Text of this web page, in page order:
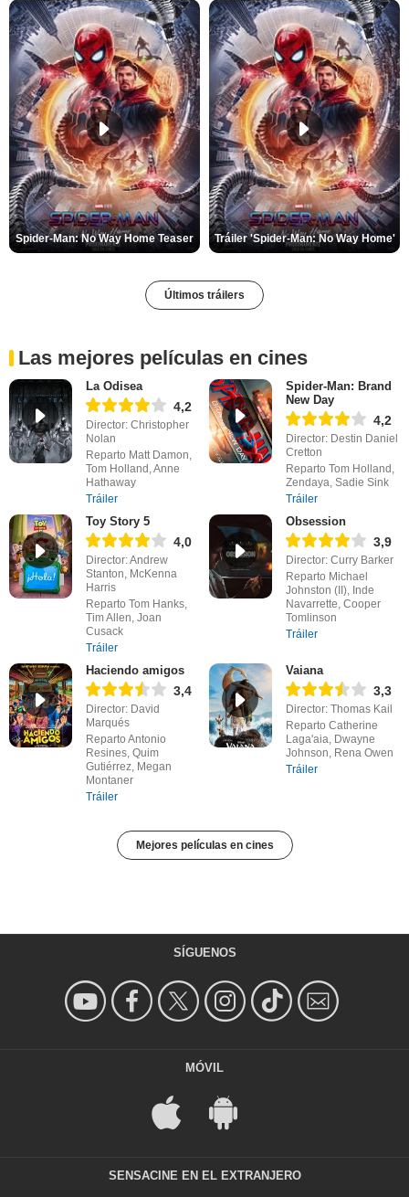
Spider-Man: No Way Home Teaser Tráiler 'Spider-Man: No Way Home'
Últimos tráilers
Las mejores películas en cines
La Odisea
4,2
Director: Christopher
Nolan
Reparto Matt Damon,
Tom Holland, Anne
Hathaway
Tráiler
Spider-Man: Brand
New Day
4,2
Director: Destin Daniel
Cretton
Reparto Tom Holland,
Zendaya, Sadie Sink
Tráiler
Toy Story 5
4,0
Director: Andrew
Stanton, McKenna
Harris
Reparto Tom Hanks,
Tim Allen, Joan
Cusack
Tráiler
Obsession
3,9
Director: Curry Barker
Reparto Michael
Johnston (II), Inde
Navarrette, Cooper
Tomlinson
Tráiler
Haciendo amigos
3,4
Director: David
Marqués
Reparto Antonio
Resines, Quim
Gutiérrez, Megan
Montaner
Tráiler
Vaiana
3,3
Director: Thomas Kail
Reparto Catherine
Laga'aia, Dwayne
Johnson, Rena Owen
Tráiler
Mejores películas en cines
SÍGUENOS
MÓVIL
SENSACINE EN EL EXTRANJERO